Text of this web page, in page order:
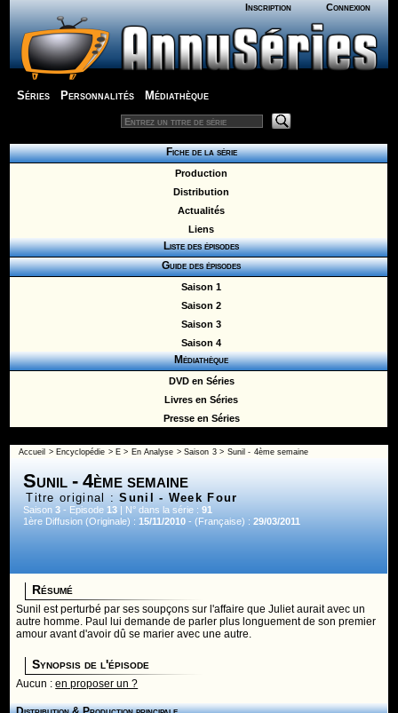
Inscription Connexion
Séries Personnalités Médiathèque
Fiche de la série
Production
Distribution
Actualités
Liens
Liste des épisodes
Guide des épisodes
Saison 1
Saison 2
Saison 3
Saison 4
Médiathèque
DVD en Séries
Livres en Séries
Presse en Séries
Accueil > Encyclopédie > E > En Analyse >Saison 3> Sunil - 4ème semaine
Sunil - 4ème semaine
Titre original :Sunil - Week Four
Saison3 - Episode13 | N° dans la série :91
1ère Diffusion (Originale) :15/11/2010 - (Française) :29/03/2011
Résumé
Sunil est perturbé par ses soupçons sur l'affaire que Juliet aurait avec un
autre homme. Paul lui demande de parler plus longuement de son premier
amour avant d'avoir dû se marier avec une autre.
Synopsis de l'épisode
Aucun :en proposer un ?